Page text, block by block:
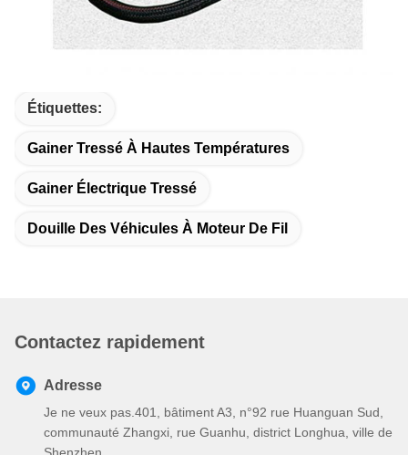
Étiquettes:
Gainer Tressé À Hautes Températures
Gainer Électrique Tressé
Douille Des Véhicules À Moteur De Fil
Contactez rapidement
Adresse
Je ne veux pas.401, bâtiment A3, n°92 rue Huanguan Sud,
communauté Zhangxi, rue Guanhu, district Longhua, ville de